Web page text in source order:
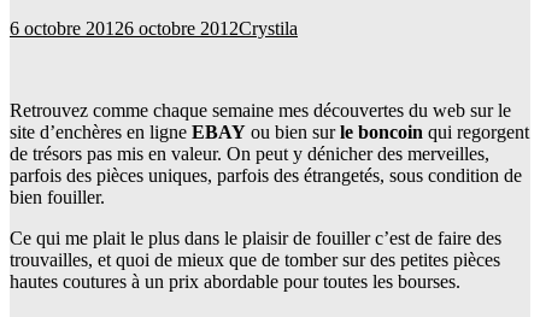
6 octobre 20126 octobre 2012Crystila
Retrouvez comme chaque semaine mes découvertes du web sur le
site d’enchères en ligne EBAY ou bien surle boncoin qui regorgent
de trésors pas mis en valeur. On peut y dénicher des merveilles,
parfois des pièces uniques, parfois des étrangetés, sous condition de
bien fouiller.
Ce qui me plait le plus dans le plaisir de fouiller c’est de faire des
trouvailles, et quoi de mieux que de tomber sur des petites pièces
hautes coutures à un prix abordable pour toutes les bourses.